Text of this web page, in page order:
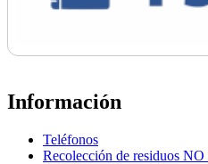
Información
Teléfonos
Recolección de residuos